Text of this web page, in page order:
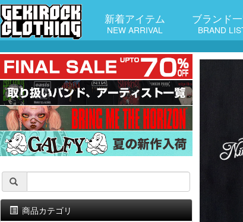
新着アイテム
NEW ARRIVAL
ブランド
BRAND
商品カテゴリ